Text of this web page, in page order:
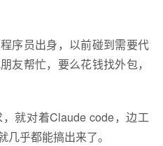
序员出身，以前碰到需要代
友帮忙，要么花钱找外包，
就对着Claude code，边工
乎都能搞出来了。